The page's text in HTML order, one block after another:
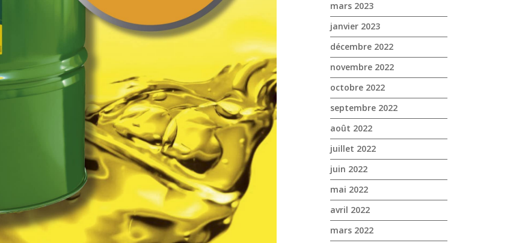
mars 2023
janvier 2023
décembre 2022
novembre 2022
octobre 2022
septembre 2022
août 2022
juillet 2022
juin 2022
mai 2022
avril 2022
mars 2022